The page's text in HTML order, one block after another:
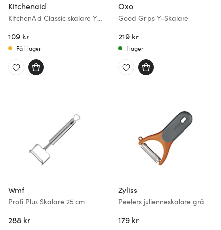
Kitchenaid
KitchenAid Classic skalare Y-
109 kr
Få i lager
Oxo
Good Grips Y-Skalare
219 kr
I lager
Wmf
Profi Plus Skalare 25 cm
288 kr
Zyliss
Peelers julienneskalare grå
179 kr